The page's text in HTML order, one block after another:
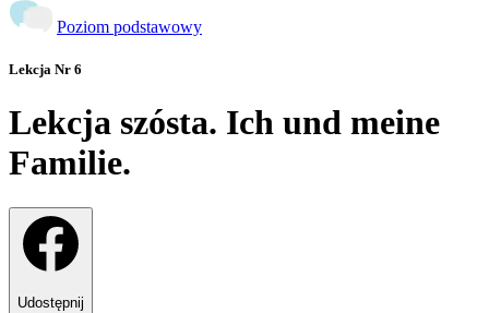
Poziom podstawowy
Lekcja Nr 6
Lekcja szósta. Ich und meine
Familie.
Udostępnij